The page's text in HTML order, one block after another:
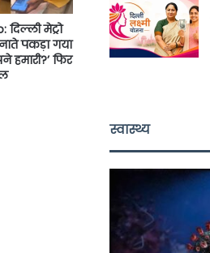
मेट्रो
पकड़ा गया
हमारी?’ फिर
स्वास्थ्य